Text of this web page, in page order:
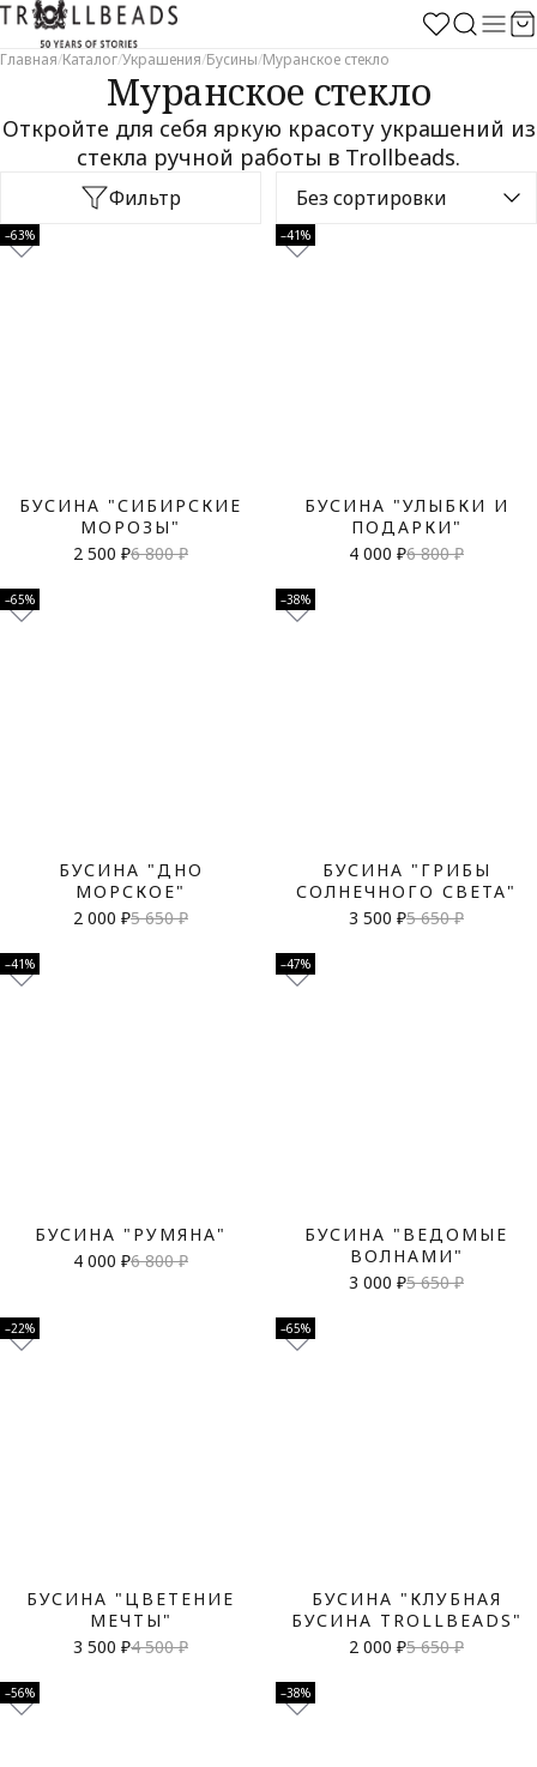
Главная/Каталог/Украшения/Бусины/Муранское стекло
Муранское стекло
Откройте для себя яркую красоту украшений из
стекла ручной работы в Trollbeads.
Фильтр
–63%
БУСИНА "СИБИРСКИЕ
МОРОЗЫ"
2 500 ₽6 800 ₽
–41%
БУСИНА "УЛЫБКИ И
ПОДАРКИ"
4 000 ₽6 800 ₽
–65%
БУСИНА "ДНО
МОРСКОЕ"
2 000 ₽5 650 ₽
–38%
БУСИНА "ГРИБЫ
СОЛНЕЧНОГО СВЕТА"
3 500 ₽5 650 ₽
–41%
БУСИНА "РУМЯНА"
4 000 ₽6 800 ₽
–47%
БУСИНА "ВЕДОМЫЕ
ВОЛНАМИ"
3 000 ₽5 650 ₽
–22%
БУСИНА "ЦВЕТЕНИЕ
МЕЧТЫ"
3 500 ₽4 500 ₽
–65%
БУСИНА "КЛУБНАЯ
БУСИНА TROLLBEADS"
2 000 ₽5 650 ₽
–56% –38%